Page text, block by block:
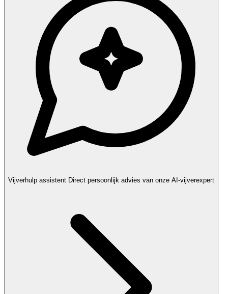
Vijverhulp assistent Direct persoonlijk advies van onze AI-vijverexpert